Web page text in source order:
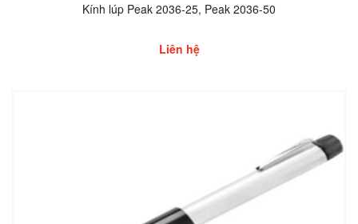
Kính lúp Peak 2036-25, Peak 2036-50
Liên hệ